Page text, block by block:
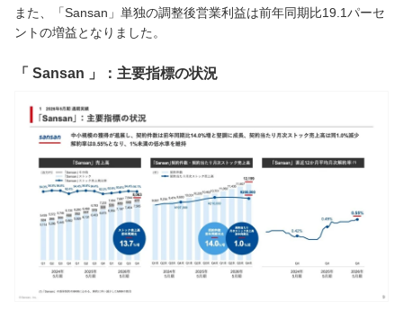
また、「Sansan」単独の調整後営業利益は前年同期比19.1パーセ
ントの増益となりました。
「 Sansan 」：主要指標の状況